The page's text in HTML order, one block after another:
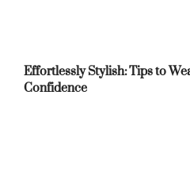
Effortlessly Stylish: Tips to
Confidence